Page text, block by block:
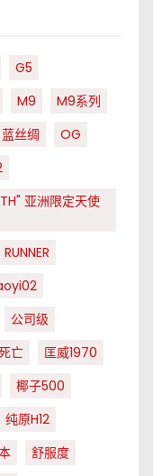
G5
M9
M9系列
丝绸
OG
亚洲限定天使
公司级
亡
匡威1970
椰子500
纯原H12
舒服度